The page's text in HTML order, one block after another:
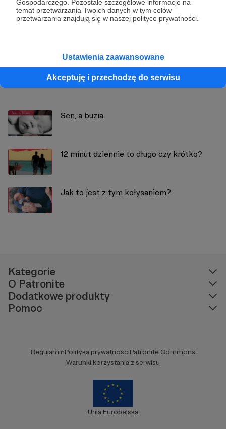
Gospodarczego. Pozostałe szczegółowe informacje na
temat przetwarzania Twoich danych w tym celów
przetwarzania znajdują się w naszej polityce prywatności.
Ustawienia zaawansowane
Akceptuję i przechodzę do serwisu
Joanna Muzykiewicz - LogopedyczneSOS
Zobacz również
Sen, a buzia
12 minut dziennie to długo czy krótko?
Jak to jest z tym kołysaniem?
Kategorie
O Patronite
Dodatkowe produkty
Pomoc
RegulaminPolityka prywatnościPatronite Commons
Warunki korzystania z serwisu
Unia Europejska